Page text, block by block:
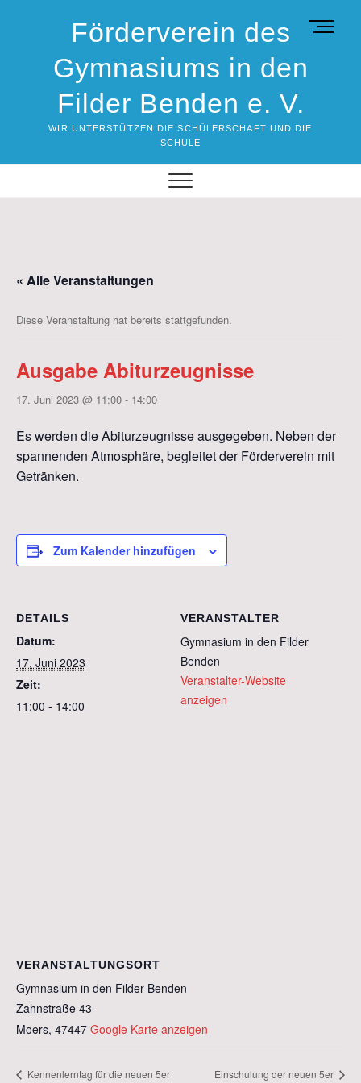
Förderverein des
Gymnasiums in den
Filder Benden e. V.
WIR UNTERSTÜTZEN DIE SCHÜLERSCHAFT UND DIE
SCHULE
M
n
« Alle Veranstaltungen
Diese Veranstaltung hat bereits stattgefunden.
Ausgabe Abiturzeugnisse
17. Juni 2023 @ 11:00 - 14:00
Es werden die Abiturzeugnisse ausgegeben. Neben der
spannenden Atmosphäre, begleitet der Förderverein mit
Getränken.
Zum Kalender hinzufügen
DETAILS
Datum:
17. Juni 2023
Zeit:
11:00 - 14:00
VERANSTALTER
Gymnasium in den Filder
Benden
Veranstalter-Website
anzeigen
VERANSTALTUNGSORT
Gymnasium in den Filder Benden
Zahnstraße 43
Moers, 47447 Google Karte anzeigen
Kennenlerntag für die neuen 5er Einschulung der neuen 5er